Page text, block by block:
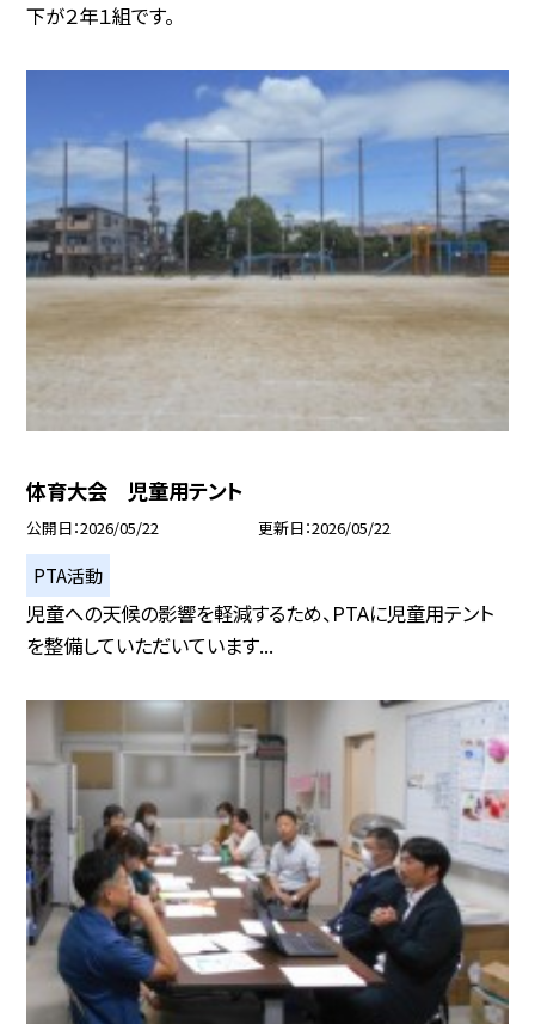
下が２年１組です。
体育大会 児童用テント
公開日 2026/05/22 更新日 2026/05/22
PTA活動
児童への天候の影響を軽減するため、PTAに児童用テント
を整備していただいています...